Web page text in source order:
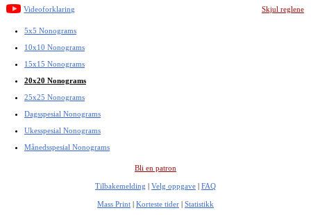
Videoforklaring Skjul reglene
5x5 Nonograms
10x10 Nonograms
15x15 Nonograms
20x20 Nonograms
25x25 Nonograms
Dagsspesial Nonograms
Ukesspesial Nonograms
Månedsspesial Nonograms
Bli en patron
Tilbakemelding | Velg oppgave | FAQ
Mass Print | Korteste tider | Statistikk